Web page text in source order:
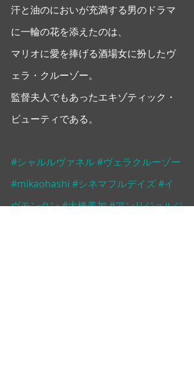
汗と油のにおいが充満する男のドラマ
に一輪の花を添えたのは、
マリオに愛を捧げる酒場女に扮したヴ
ェラ・クルーゾー。
監督夫人でもあったエキゾティック・
ビューティである。
#シャルルヴァネル#ヴェラクルーゾー
#mikaohashi #シネマフルデイズ#イ
ヴモンタン#大橋美加#アンリジョルジ